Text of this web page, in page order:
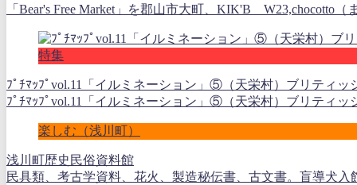
「Bear's Free Market」を郡山市大町、KIK'B W23,chocotto
特集
ﾌﾟﾁﾏｯﾌﾟvol.11「イルミネーション」⑤（天栄村）ブリティッ
ﾌﾟﾁﾏｯﾌﾟvol.11「イルミネーション」⑤（天栄村）ブリティッ
楽しむ（浅川町）
浅川町歴史民俗資料館
民具類、考古学資料、花火、製造秘伝書、古文書。盲導犬入